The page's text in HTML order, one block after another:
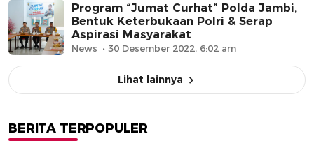
Program “Jumat Curhat” Polda Jambi,
Bentuk Keterbukaan Polri & Serap
Aspirasi Masyarakat
News 30 Desember 2022, 6:02 am
Lihat lainnya
BERITA TERPOPULER